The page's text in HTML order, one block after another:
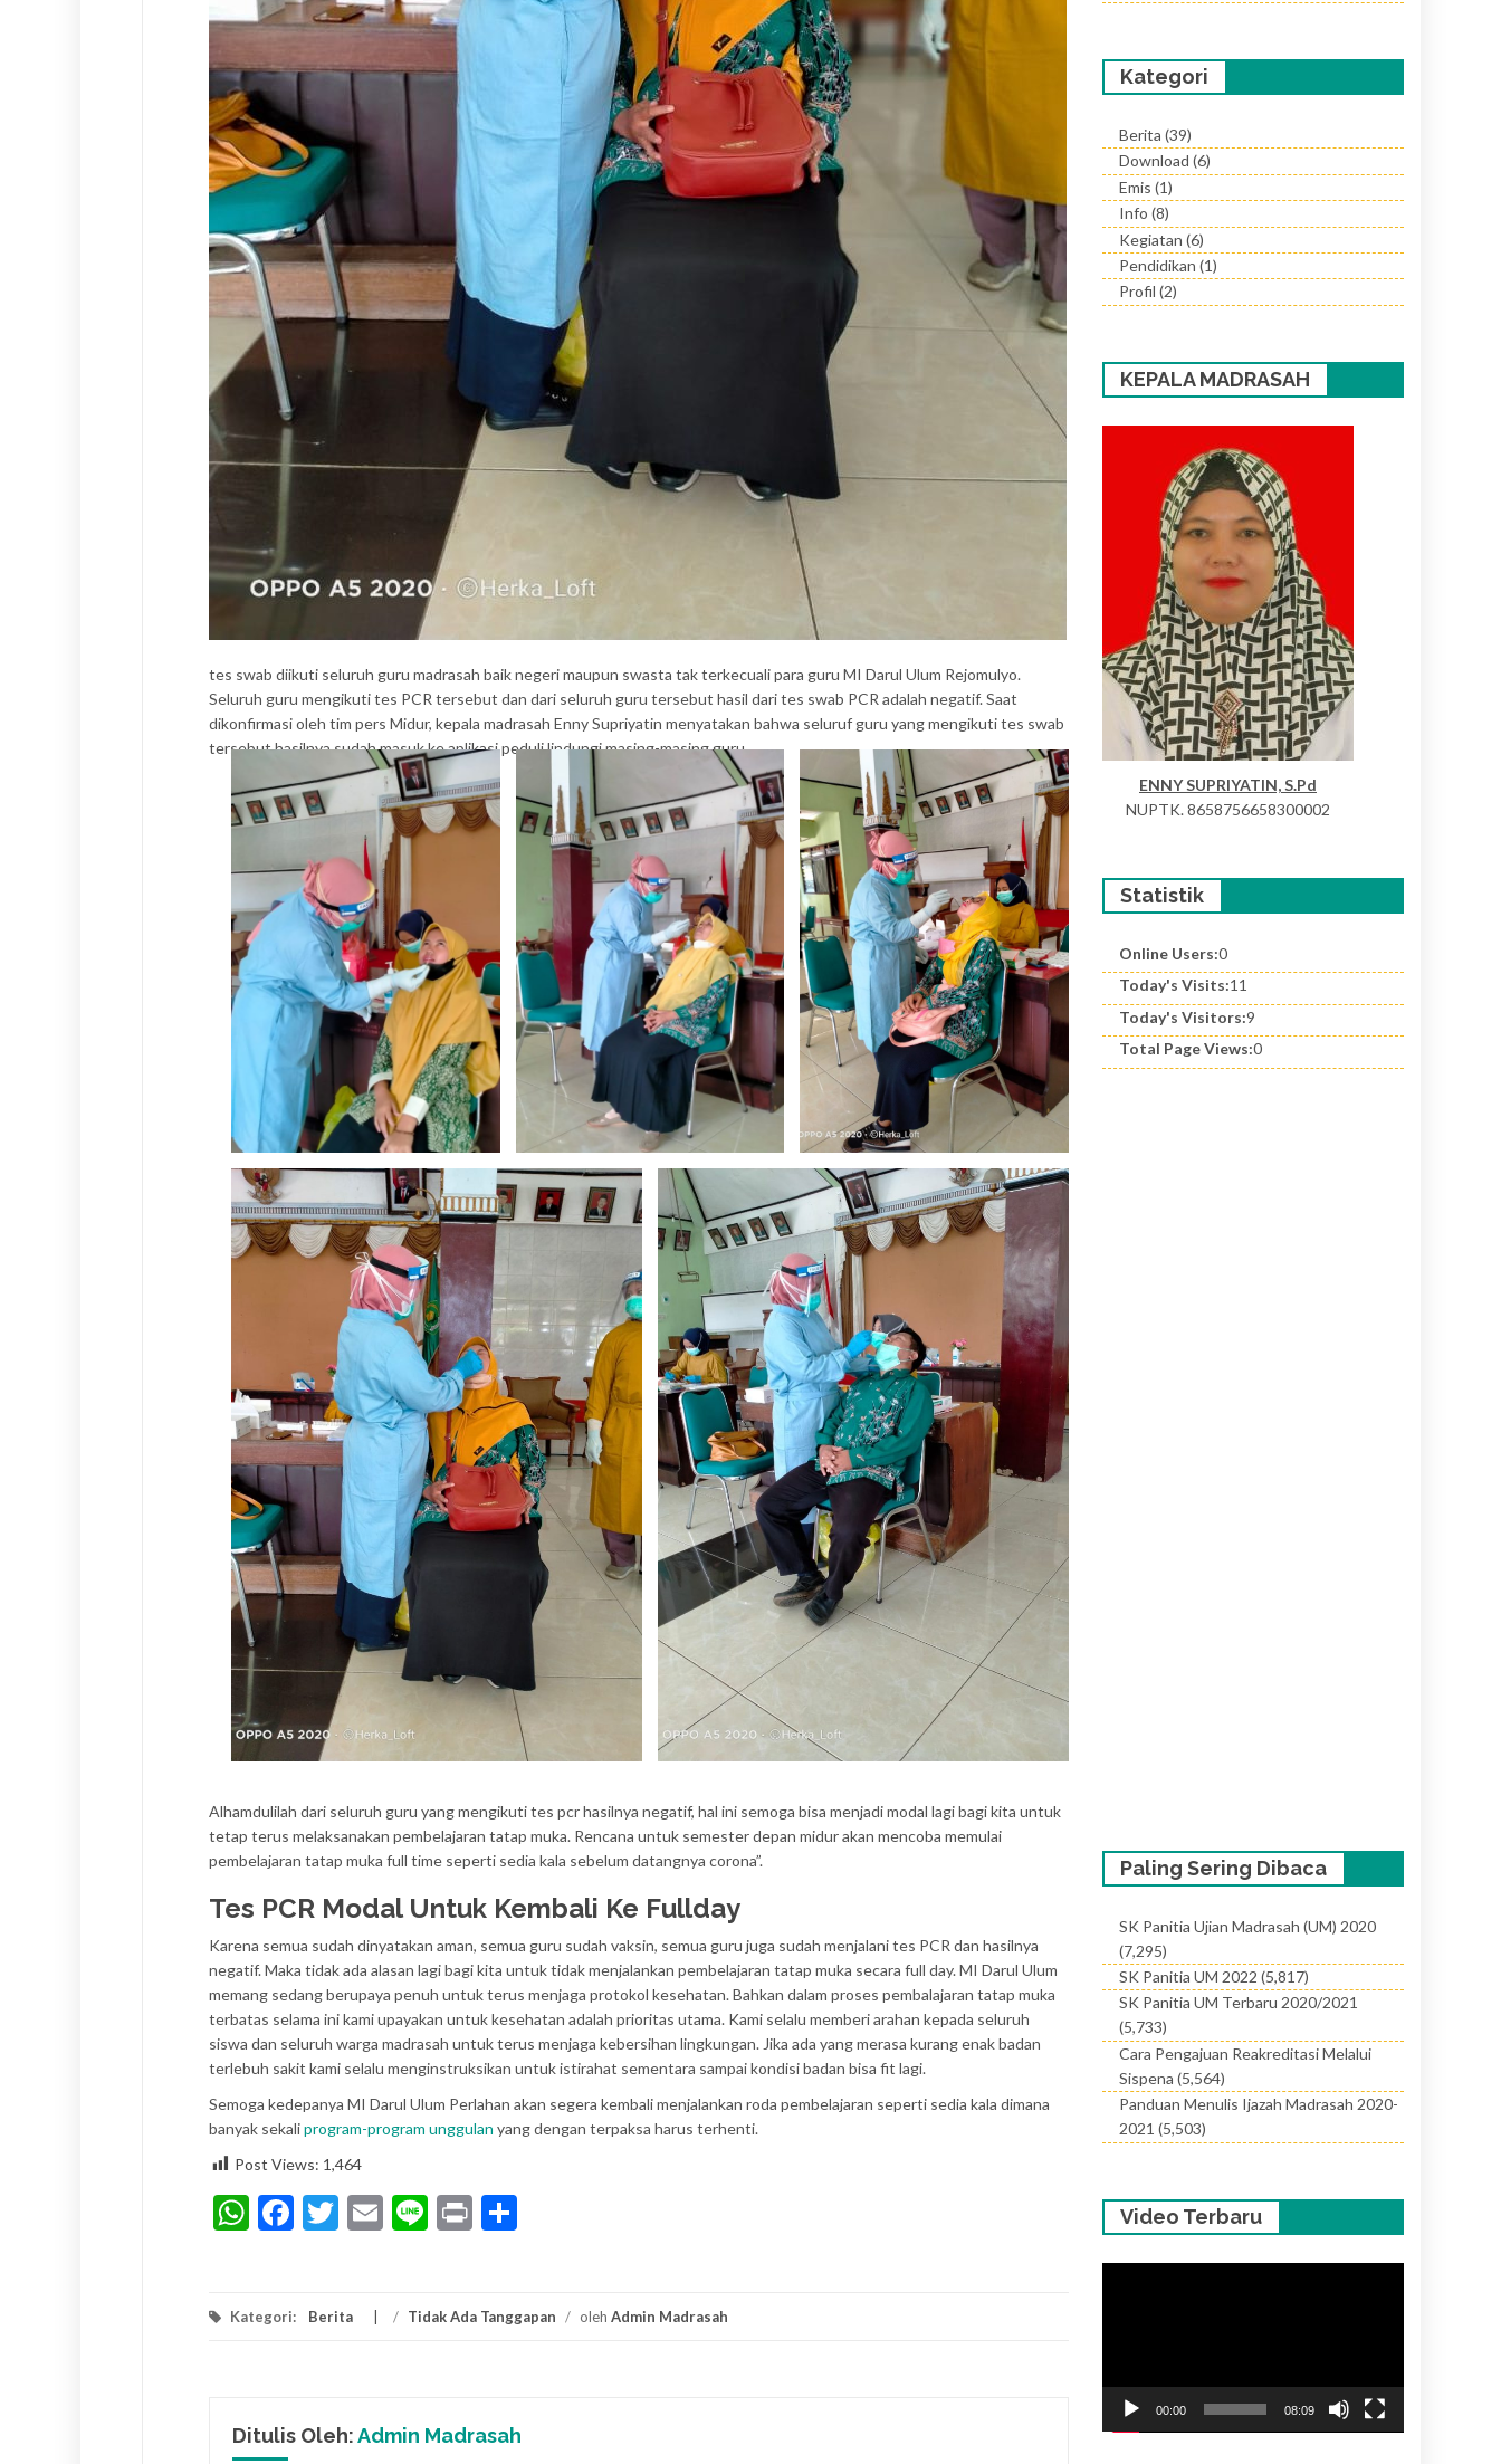
tes swab diikuti seluruh guru madrasah baik negeri maupun swasta tak terkecuali para guru MI Darul Ulum Rejomulyo.
Seluruh guru mengikuti tes PCR tersebut dan dari seluruh guru tersebut hasil dari tes swab PCR adalah negatif. Saat
dikonfirmasi oleh tim pers Midur, kepala madrasah Enny Supriyatin menyatakan bahwa seluruf guru yang mengikuti tes swab
tersebut hasilnya sudah masuk ke aplikasi peduli lindungi masing-masing guru.
Alhamdulilah dari seluruh guru yang mengikuti tes pcr hasilnya negatif, hal ini semoga bisa menjadi modal lagi bagi kita untuk
tetap terus melaksanakan pembelajaran tatap muka. Rencana untuk semester depan midur akan mencoba memulai
pembelajaran tatap muka full time seperti sedia kala sebelum datangnya corona”.
Tes PCR Modal Untuk Kembali Ke Fullday
Karena semua sudah dinyatakan aman, semua guru sudah vaksin, semua guru juga sudah menjalani tes PCR dan hasilnya
negatif. Maka tidak ada alasan lagi bagi kita untuk tidak menjalankan pembelajaran tatap muka secara full day. MI Darul Ulum
memang sedang berupaya penuh untuk terus menjaga protokol kesehatan. Bahkan dalam proses pembalajaran tatap muka
terbatas selama ini kami upayakan untuk kesehatan adalah prioritas utama. Kami selalu memberi arahan kepada seluruh
siswa dan seluruh warga madrasah untuk terus menjaga kebersihan lingkungan. Jika ada yang merasa kurang enak badan
terlebuh sakit kami selalu menginstruksikan untuk istirahat sementara sampai kondisi badan bisa fit lagi.
Semoga kedepanya MI Darul Ulum Perlahan akan segera kembali menjalankan roda pembelajaran seperti sedia kala dimana
banyak sekaliprogram-program unggulan yang dengan terpaksa harus terhenti.
Post Views: 1,464
WhatsApp
Facebook
Twitter
Email
LinePrint
Kategori: Berita / Tidak Ada Tanggapan / oleh Admin Madrasah
Ditulis Oleh:Admin Madrasah
Kategori
Berita (39)
Download (6)
Emis (1)
Info (8)
Kegiatan (6)
Pendidikan (1)
Profil (2)
KEPALA MADRASAH
ENNY SUPRIYATIN, S.Pd
NUPTK. 8658756658300002
Statistik
Online Users:0
Today's Visits:11
Today's Visitors:9
Total Page Views:0
Paling Sering Dibaca
SK Panitia Ujian Madrasah (UM) 2020
(7,295)
SK Panitia UM 2022 (5,817)
SK Panitia UM Terbaru 2020/2021
(5,733)
Cara Pengajuan Reakreditasi Melalui
Sispena (5,564)
Panduan Menulis Ijazah Madrasah 2020-
2021 (5,503)
Video Terbaru
00:00 08:09